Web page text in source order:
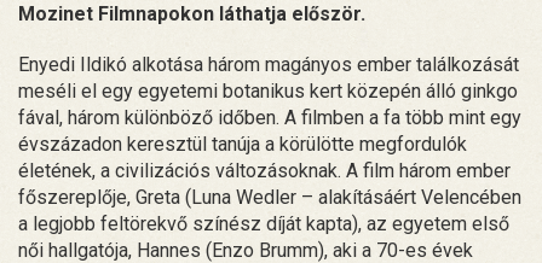
Mozinet Filmnapokon láthatja először.
Enyedi Ildikó alkotása három magányos ember találkozását
meséli el egy egyetemi botanikus kert közepén álló ginkgo
fával, három különböző időben. A filmben a fa több mint egy
évszázadon keresztül tanúja a körülötte megfordulók
életének, a civilizációs változásoknak. A film három ember
főszereplője, Greta (Luna Wedler – alakításáért Velencében
a legjobb feltörekvő színész díját kapta), az egyetem első
női hallgatója, Hannes (Enzo Brumm), aki a 70-es évek